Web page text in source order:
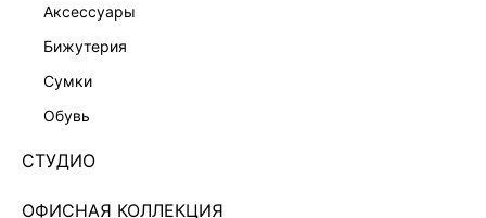
аксессуары
бижутерия
сумки
обувь
СТУДИО
ОФИСНАЯ КОЛЛЕКЦИЯ
ЭКСКЛЮЗИВНО ОНЛАЙН
БОДИ С ВОРОТНИКОМ-ПОЛО 6358115335-60
4 599 ₽